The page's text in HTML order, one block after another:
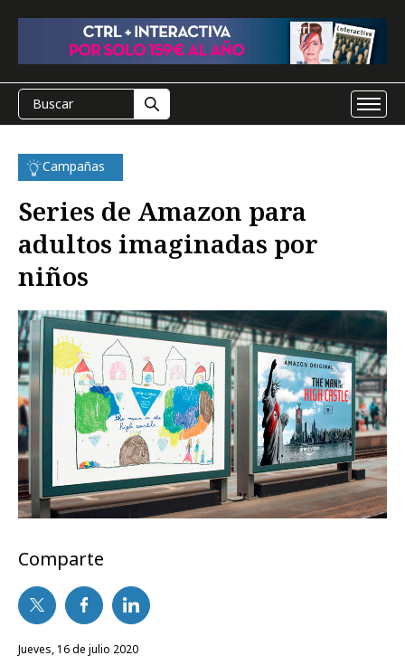
Campañas
Series de Amazon para
adultos imaginadas por
niños
Comparte
jueves, 16 de julio 2020